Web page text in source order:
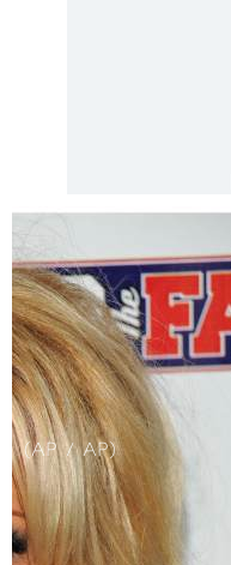
(AP / AP)